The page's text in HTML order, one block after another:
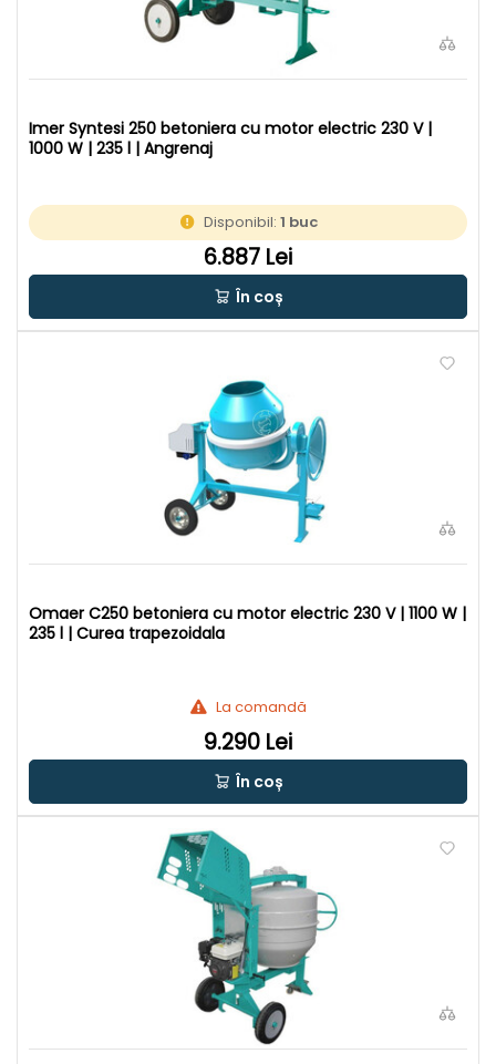
Imer Syntesi 250 betoniera cu motor electric 230 V |
1000 W | 235 l | Angrenaj
Disponibil:1 buc
6.887 Lei
În coș
Omaer C250 betoniera cu motor electric 230 V | 1100 W |
235 l | Curea trapezoidala
La comandă
9.290 Lei
În coș